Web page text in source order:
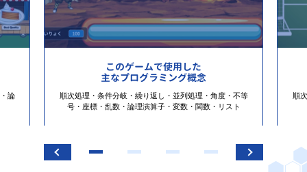
論
このゲームで使用した
主なプログラミング概念
順次処理・条件分岐・繰り返し・並列処理・角度・不等
号・座標・乱数・論理演算子・変数・関数・リスト
順